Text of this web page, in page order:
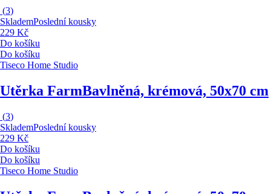
(3)
SklademPoslední kousky
229 Kč
Do košíku
Do košíku
Tiseco Home Studio
Utěrka FarmBavlněná, krémová, 50x70 cm
(3)
SklademPoslední kousky
229 Kč
Do košíku
Do košíku
Tiseco Home Studio